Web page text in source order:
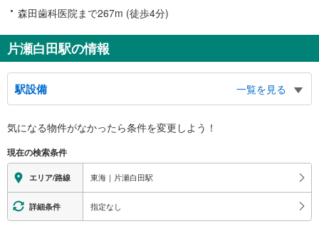
森田歯科医院まで267m (徒歩4分)
片瀬白田駅の情報
駅設備
一覧を見る
※段差なしでの移動経路
地上⇔改札⇔ホーム：×
トイレ
《車椅子対応トイレ》
・有り
スロープ
気になる物件がなかったら条件を変更しよう！
現在の検索条件
エリア/路線 東海｜片瀬白田駅
詳細条件 指定なし